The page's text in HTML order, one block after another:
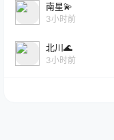
南星💫
3小时前
北川🌊
3小时前